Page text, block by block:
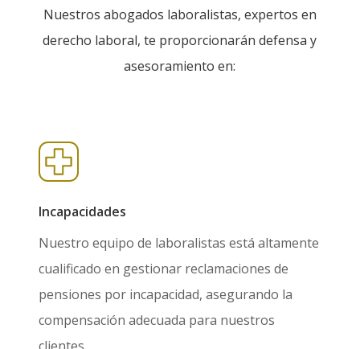
Nuestros abogados laboralistas, expertos en
derecho laboral, te proporcionarán defensa y
asesoramiento en:
Incapacidades
Nuestro equipo de laboralistas está altamente
cualificado en gestionar reclamaciones de
pensiones por incapacidad, asegurando la
compensación adecuada para nuestros
clientes.